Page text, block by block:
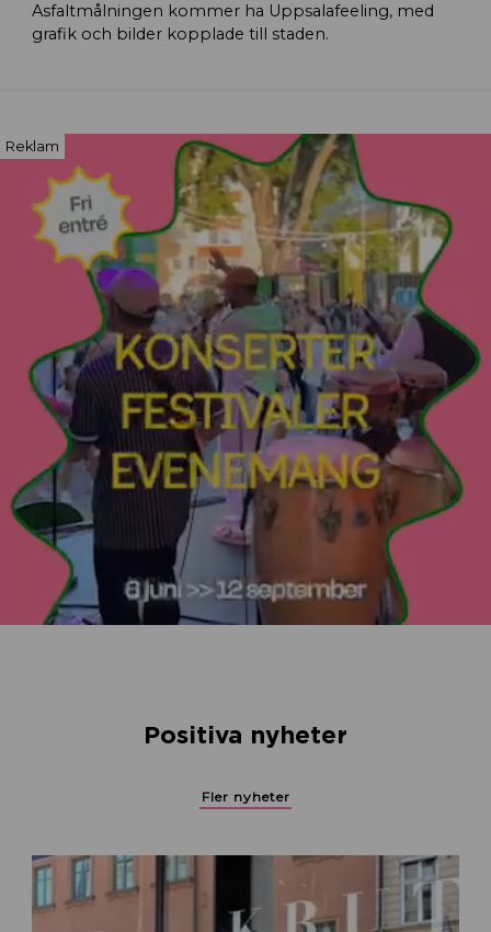
Asfaltmålningen kommer ha Uppsalafeeling, med
grafik och bilder kopplade till staden.
Reklam
Positiva nyheter
Fler nyheter